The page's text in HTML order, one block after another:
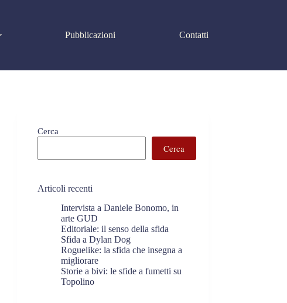
Pubblicazioni Contatti
Cerca
Cerca
Articoli recenti
Intervista a Daniele Bonomo, in
arte GUD
Editoriale: il senso della sfida
Sfida a Dylan Dog
Roguelike: la sfida che insegna a
migliorare
Storie a bivi: le sfide a fumetti su
Topolino